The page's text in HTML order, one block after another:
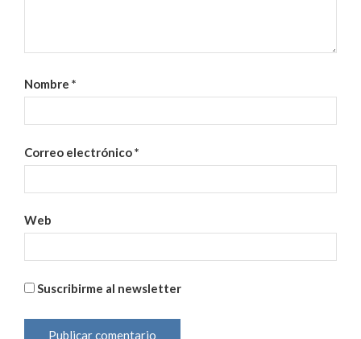
Nombre *
Correo electrónico*
Web
Suscribirme al newsletter